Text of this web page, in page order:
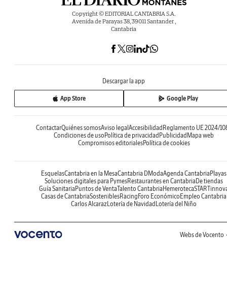
Copyright © EDITORIAL CANTABRIA S.A.
Avenida de Parayas 38, 39011 Santander ,
Cantabria
Descargar la app
App Store Google Play
ContactarQuiénes somosAviso legalAccesibilidadReglamento UE 2024/
Condiciones de usoPolítica de privacidadPublicidadMapa web
Compromisos editorialesPolítica de cookies
EsquelasCantabria en la MesaCantabria DModaAgenda CantabriaPlayas
Soluciones digitales para PymesRestaurantes en CantabriaDe tiendas
Guía SanitariaPuntos de VentaTalento CantabriaHemeroteca
Casas de CantabriaSosteniblesRacingForo EconómicoEmpleo Cantabria
Carlos AlcarazLotería de NavidadLotería del Niño
Webs de Vocento